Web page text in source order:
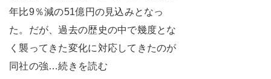
年比9％減の51億円の見込みとなっ
た。だが、過去の歴史の中で幾度とな
く襲ってきた変化に対応してきたのが
同社の強…続きを読む